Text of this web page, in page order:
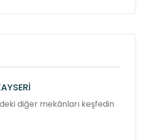
diğer mekânları keşfedin